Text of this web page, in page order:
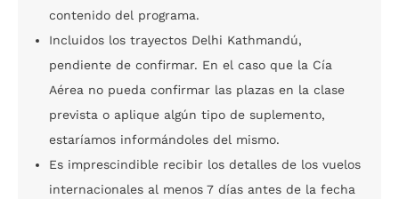
contenido del programa.
Incluidos los trayectos Delhi Kathmandú,
pendiente de confirmar. En el caso que la Cía
Aérea no pueda confirmar las plazas en la clase
prevista o aplique algún tipo de suplemento,
estaríamos informándoles del mismo.
Es imprescindible recibir los detalles de los vuelos
internacionales al menos 7 días antes de la fecha